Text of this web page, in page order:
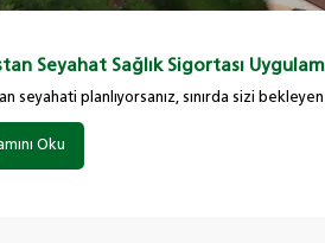
Seyahat Sağlık Sigortası
seyahati planlıyorsanız, sınırda sizi
Oku